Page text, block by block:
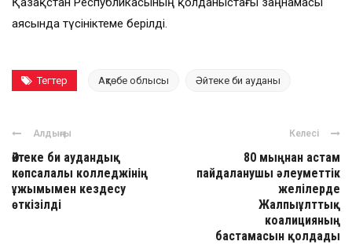
аясында түсініктеме берілді.
Тегтер Ақтөбе облысы Әйтеке би ауданы
Алдыңғы
Әйтеке би аудандық
көпсалалы колледжінің
ұжымымен кездесу
өткізілді
Келесі
80 мыңнан астам
пайдаланушы әлеуметтік
желілерде
Жалпыұлттық
коалицияның
бастамасын қолдады